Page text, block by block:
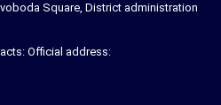
Square, District administration
Official address: